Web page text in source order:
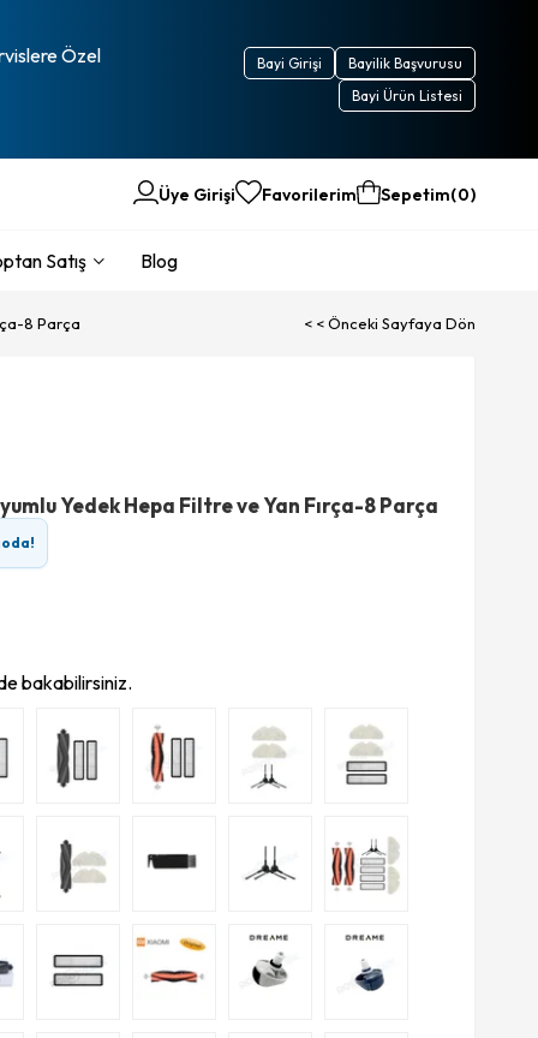
Özel
Bayilik Başvurusu
Bayi Girişi
Bayi Ürün Listesi
Üye Girişi Favorilerim Sepetim 0
Satış Blog
8 Parça < < Önceki Sayfaya Dön
Yedek Hepa Filtre ve Yan Fırça-8 Parça
bakabilirsiniz.